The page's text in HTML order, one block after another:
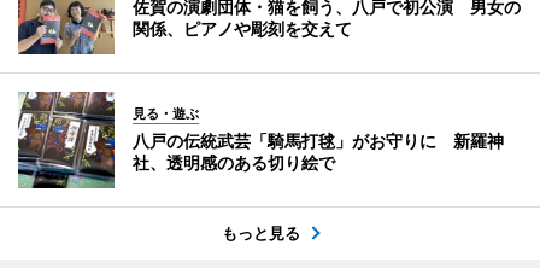
佐賀の演劇団体・猫を飼う、八戸で初公演 男女の
関係、ピアノや彫刻を交えて
見る・遊ぶ
八戸の伝統武芸「騎馬打毬」がお守りに 新羅神
社、透明感のある切り絵で
もっと見る